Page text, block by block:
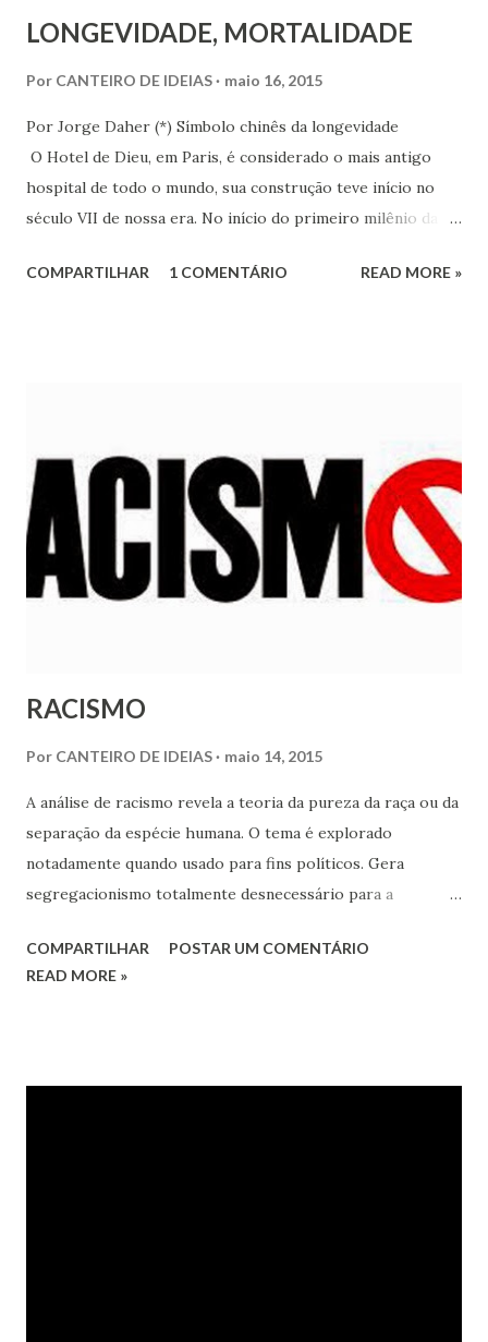
LONGEVIDADE, MORTALIDADE
Por CANTEIRO DE IDEIAS maio 16, 2015
Por Jorge Daher (*) Símbolo chinês da longevidade
O Hotel de Dieu, em Paris, é considerado o mais antigo
hospital de todo o mundo, sua construção teve início no
século VII de nossa era. No início do primeiro milênio da
doentes condenados à morte pela imundície do local e por
Ispahan, na Pérsia, idealizado e dirigido pelo Príncipe dos
Médicos, Ibn Sina, latinizado para Avicena, foi descrito
como de ambiente arejado, com amplas janelas que
recebiam a luz do forte sol do berço da Humanidade.
Avicena, um polímato que escreveu a...
COMPARTILHAR 1 COMENTÁRIO READ MORE »
RACISMO
Por CANTEIRO DE IDEIAS maio 14, 2015
A análise de racismo revela a teoria da pureza da raça ou da
separação da espécie humana. O tema é explorado
notadamente quando usado para fins políticos. Gera
segregacionismo totalmente desnecessário para a
com a singeleza comportamental do homem. Negro,
branco, amarelo ou vermelho são cores absolutamente
COMPARTILHAR
POSTAR UM COMENTÁRIO
READ MORE »